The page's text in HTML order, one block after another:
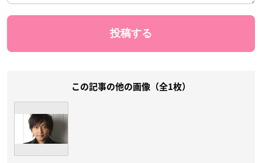
この記事の他の画像（全1枚）